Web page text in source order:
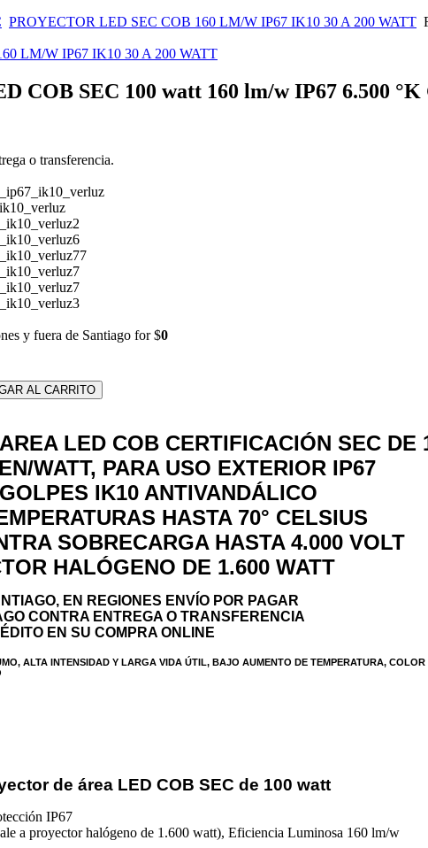
PROYECTOR LED SEC COB 160 LM/W IP67 IK10 30 A 200 WATT
LM/W IP67 IK10 30 A 200 WATT
COB SEC 100 watt 160 lm/w IP67 6.500
o transferencia.
y fuera de Santiago for $0
LED COB CERTIFICACIÓN SEC DE
WATT, PARA USO EXTERIOR IP67
IK10 ANTIVANDÁLICO
HASTA 70° CELSIUS
SOBRECARGA HASTA 4.000 VOLT
HALÓGENO DE 1.600 WATT
EN REGIONES ENVÍO POR PAGAR
CONTRA ENTREGA O TRANSFERENCIA
EN SU COMPRA ONLINE
ALTA INTENSIDAD Y LARGA VIDA ÚTIL, BAJO AUMENTO DE TEMPERATURA,
de área LED COB SEC de 100 watt
IP67
a proyector halógeno de 1.600 watt), Eficiencia Luminosa 160 lm/w